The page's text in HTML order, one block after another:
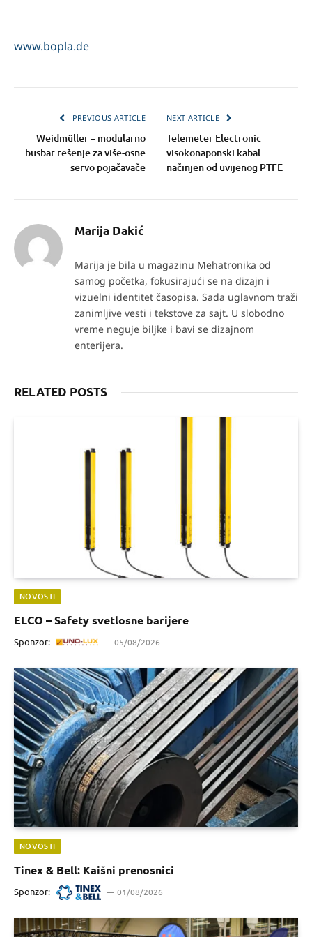
www.bopla.de
PREVIOUS ARTICLE
Weidmüller – modularno
busbar rešenje za više-osne
servo pojačavače
NEXT ARTICLE
Telemeter Electronic
visokonaponski kabal
načinjen od uvijenog PTFE
Marija Dakić
Marija je bila u magazinu Mehatronika od
samog početka, fokusirajući se na dizajn i
vizuelni identitet časopisa. Sada uglavnom traži
zanimljive vesti i tekstove za sajt. U slobodno
vreme neguje biljke i bavi se dizajnom
enterijera.
RELATED POSTS
NOVOSTI
ELCO – Safety svetlosne barijere
Sponzor: 05/08/2026
NOVOSTI
Tinex & Bell: Kaišni prenosnici
Sponzor: 01/08/2026